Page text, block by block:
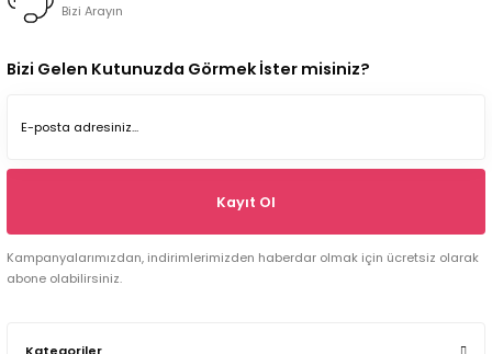
Bizi Arayın
Bizi Gelen Kutunuzda Görmek İster misiniz?
Kayıt Ol
Kampanyalarımızdan, indirimlerimizden haberdar olmak için ücretsiz olarak
abone olabilirsiniz.